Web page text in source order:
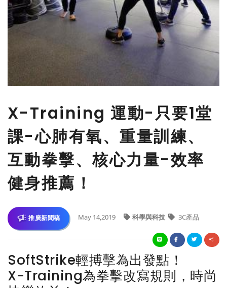
X-Training 運動-只要1堂
課-心肺有氧、重量訓練、
互動拳擊、核心力量-效率
健身推薦！
推廣新聞稿 May 14,2019 科學與科技 3C產品
SoftStrike輕搏擊為出發點！
X-Training為拳擊改寫規則，時尚